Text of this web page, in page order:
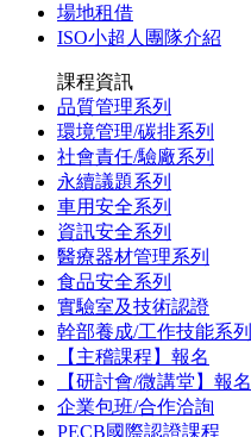
場地租借
ISO小超人團隊介紹
課程資訊
品質管理系列
環境管理/碳排系列
社會責任/驗廠系列
永續議題系列
車用安全系列
資訊安全系列
醫療器材管理系列
食品安全系列
實驗室及技術認證
幹部養成/工作技能系列
【主稽課程】報名
【研討會/微講堂】報名
企業包班/合作洽詢
PECB國際認證課程